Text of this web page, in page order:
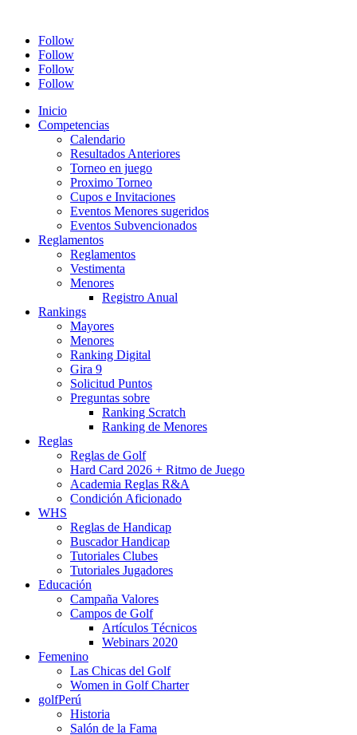
Follow
Follow
Follow
Follow
Inicio
Competencias
Calendario
Resultados Anteriores
Torneo en juego
Proximo Torneo
Cupos e Invitaciones
Eventos Menores sugeridos
Eventos Subvencionados
Reglamentos
Reglamentos
Vestimenta
Menores
Registro Anual
Rankings
Mayores
Menores
Ranking Digital
Gira 9
Solicitud Puntos
Preguntas sobre
Ranking Scratch
Ranking de Menores
Reglas
Reglas de Golf
Hard Card 2026 + Ritmo de Juego
Academia Reglas R&A
Condición Aficionado
WHS
Reglas de Handicap
Buscador Handicap
Tutoriales Clubes
Tutoriales Jugadores
Educación
Campaña Valores
Campos de Golf
Artículos Técnicos
Webinars 2020
Femenino
Las Chicas del Golf
Women in Golf Charter
golfPerú
Historia
Salón de la Fama